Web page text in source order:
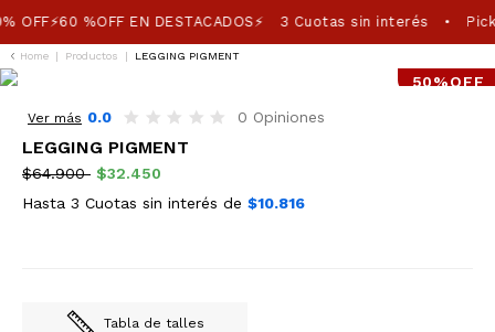
OFF⚡60 %OFF EN DESTACADOS⚡ 3 Cuotas sin interés •
Home | Productos | LEGGING PIGMENT
50%OFF
Ver más 0.0 0 Opiniones
LEGGING PIGMENT
$64.900 $32.450
Hasta 3 Cuotas sin interés de $10.816
Tabla de talles